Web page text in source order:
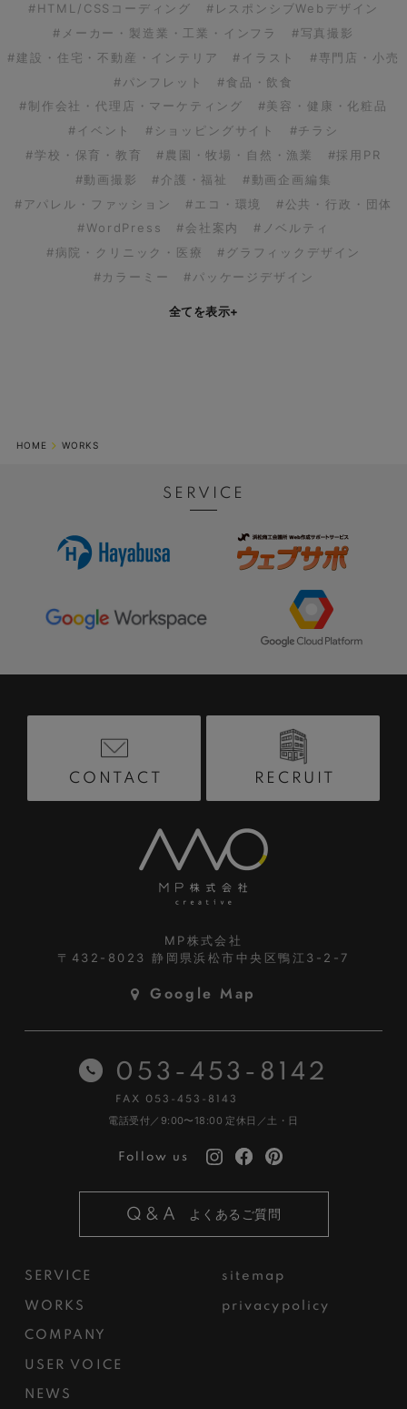
#HTML/CSSコーディング
#レスポンシブWebデザイン
#メーカー・製造業・工業・インフラ
#写真撮影
#建設・住宅・不動産・インテリア
#イラスト
#専門店・小売
#パンフレット
#食品・飲食
#制作会社・代理店・マーケティング
#美容・健康・化粧品
#イベント
#ショッピングサイト
#チラシ
#学校・保育・教育
#農園・牧場・自然・漁業
#採用PR
#動画撮影
#介護・福祉
#動画企画編集
#アパレル・ファッション
#エコ・環境
#公共・行政・団体
#WordPress
#会社案内
#ノベルティ
#病院・クリニック・医療
#グラフィックデザイン
#カラーミー
#パッケージデザイン
全てを表示+
HOME WORKS
SERVICE
CONTACT RECRUIT
MP株式会社
〒432-8023静岡県浜松市中央区鴨江3-2-7
Google Map
SERVICE
WORKS
COMPANY
USER VOICE
NEWS
sitemap
privacypolicy
053-453-8142
FAX 053-453-8143
電話受付／9:00〜18:00 定休日／土・日
Follow us
Q&A よくあるご質問